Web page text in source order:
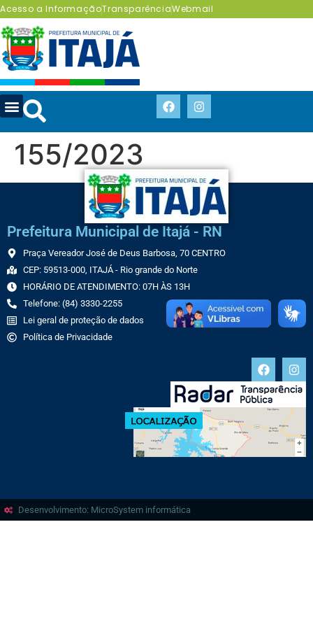
Acesso a InformaçãoTransparênciaWebmail
155/2023
Prefeitura Municipal de Itajá - RN
Praça Vereador José de Deus Barbosa, 70 CENTRO
CEP: 59513-000, ITAJÁ - Rio grande do Norte
HORÁRIO DE ATENDIMENTO: 07H ÀS 13H
Telefone: (84) 3330-2255
Lei geral de proteção de dados
Política de Privacidade
Desenvolvimento: MicroSystem informática